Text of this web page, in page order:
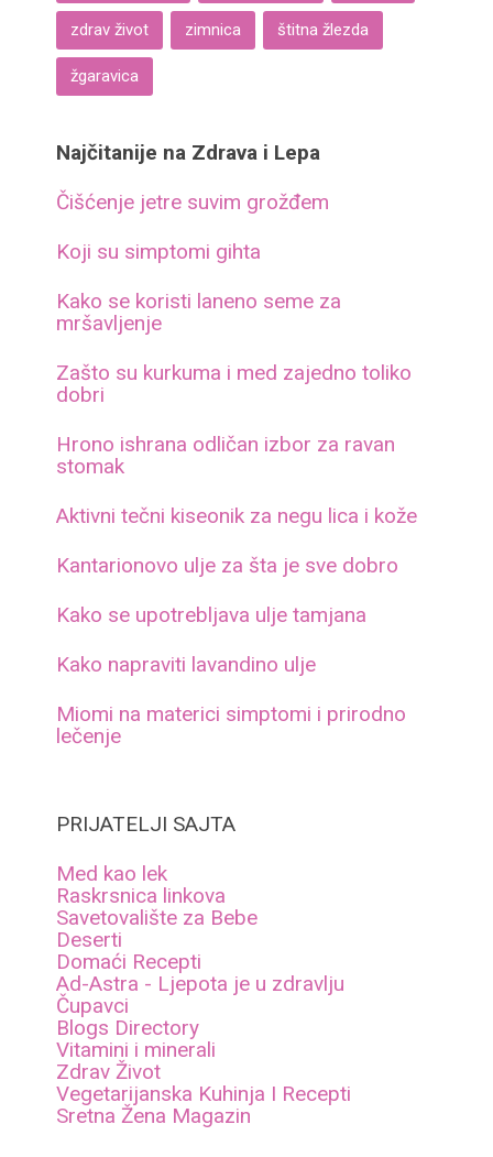
zdrav život zimnica štitna žlezda
žgaravica
Najčitanije na Zdrava i Lepa
Čišćenje jetre suvim grožđem
Koji su simptomi gihta
Kako se koristi laneno seme za
mršavljenje
Zašto su kurkuma i med zajedno toliko
dobri
Hrono ishrana odličan izbor za ravan
stomak
Aktivni tečni kiseonik za negu lica i kože
Kantarionovo ulje za šta je sve dobro
Kako se upotrebljava ulje tamjana
Kako napraviti lavandino ulje
Miomi na materici simptomi i prirodno
lečenje
PRIJATELJI SAJTA
Med kao lek
Raskrsnica linkova
Savetovalište za Bebe
Deserti
Domaći Recepti
Ad-Astra - Ljepota je u zdravlju
Čupavci
Blogs Directory
Vitamini i minerali
Zdrav Život
Vegetarijanska Kuhinja I Recepti
Sretna Žena Magazin